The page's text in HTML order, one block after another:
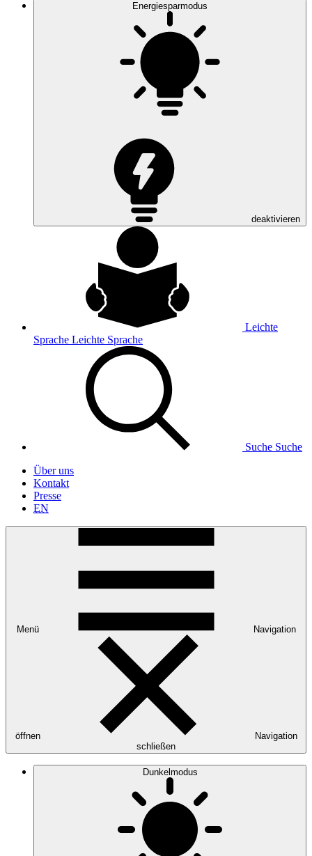
Energiesparmodus
deaktivieren
Leichte
Sprache Leichte Sprache
Suche Suche
Über uns
Kontakt
Presse
EN
Menü Navigation
öffnen
Navigation
schließen
Dunkelmodus